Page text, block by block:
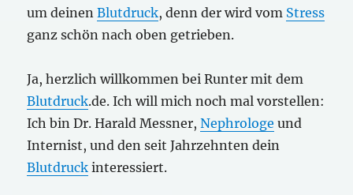
um deinenBlutdruck, denn der wird vom Stress
ganz schön nach oben getrieben.
Ja, herzlich willkommen bei Runter mit dem
Blutdruck.de. Ich will mich noch mal vorstellen:
Ich bin Dr. Harald Messner,Nephrologe und
Internist, und den seit Jahrzehnten dein
Blutdruck interessiert.